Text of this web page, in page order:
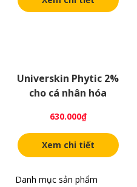
Danh mục sản phẩm
Universkin Phytic 2%
cho cá nhân hóa
630.000₫
Xem chi tiết